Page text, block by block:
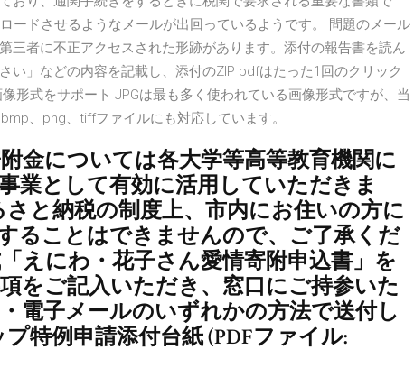
ードさせるようなメールが出回っているようです。 問題のメール
三者に不正アクセスされた形跡があります。添付の報告書を読ん
い」などの内容を記載し、添付のZIP pdfはたった1回のクリック
形式をサポート JPGは最も多く使われている画像形式ですが、当
、png、tiffファイルにも対応しています。
金については各大学等高等教育機関に
業として有効に活用していただきま
と納税の制度上、市内にお住いの方に
ることはできませんので、ご了承くだ
えにわ・花子さん愛情寄附申込書」を
をご記入いただき、窓口にご持参いた
電子メールのいずれかの方法で送付し
特例申請添付台紙 (PDFファイル: